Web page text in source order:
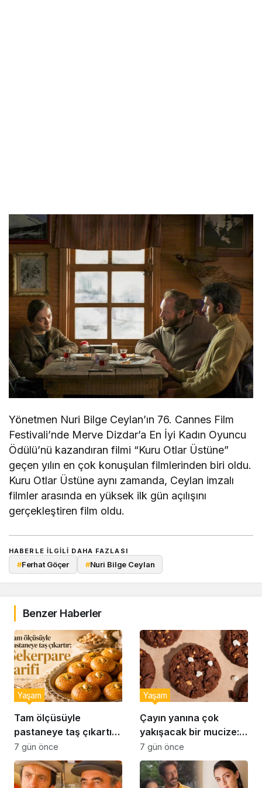
Yönetmen Nuri Bilge Ceylan’ın 76. Cannes Film
Festivali’nde Merve Dizdar’a En İyi Kadın Oyuncu
Ödülü’nü kazandıran filmi “Kuru Otlar Üstüne”
geçen yılın en çok konuşulan filmlerinden biri oldu.
Kuru Otlar Üstüne aynı zamanda, Ceylan imzalı
filmler arasında en yüksek ilk gün açılışını
gerçekleştiren film oldu.
HABERLE ILGILI DAHA FAZLASI
#Ferhat Göçer #Nuri Bilge Ceylan
Benzer Haberler
Tam ölçüsüyle
pastaneye taş çıkartır:
Şekerpare tarifi
Yaşam
7 gün önce
Çayın yanına çok
yakışacak bir mucize:
Brownie tadında ıslak
kurabiye tarifi…
Yaşam
7 gün önce